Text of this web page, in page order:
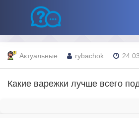
Актуальные rybachok
Какие варежки лучше всего